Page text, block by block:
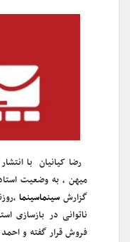
رضا کیانیان با
میهن ، به وضعیت
گزارش سینماسینما
ناتوانی در بازسازی
فروش قرار گفته و